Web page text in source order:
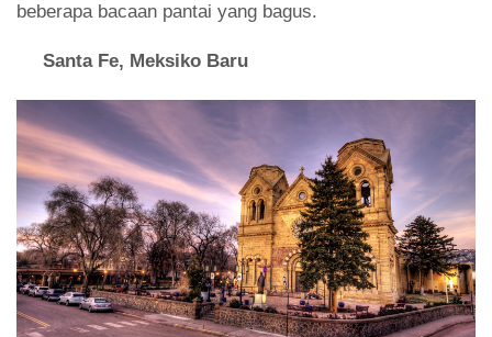
beberapa bacaan pantai yang bagus.
Santa Fe, Meksiko Baru